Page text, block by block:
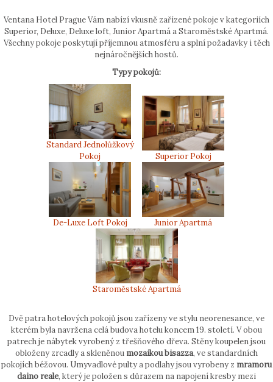
Ventana Hotel Prague Vám nabízí vkusně zařízené pokoje v kategoriích
Superior, Deluxe, Deluxe loft, Junior Apartmá a Staroměstské Apartmá.
Všechny pokoje poskytují příjemnou atmosféru a splní požadavky i těch
nejnáročnějších hostů.
Typy pokojů:
Standard Jednolůžkový
Pokoj
Superior Pokoj
De-Luxe Loft Pokoj Junior Apartmá
Staroměstské Apartmá
Dvě patra hotelových pokojů jsou zařízeny ve stylu neorenesance, ve
kterém byla navržena celá budova hotelu koncem 19. století. V obou
patrech je nábytek vyrobený z třešňového dřeva. Stěny koupelen jsou
obloženy zrcadly a skleněnou mozaikou bisazza, ve standardních
pokojích béžovou. Umyvadlové pulty a podlahy jsou vyrobeny z mramoru
daino reale, který je položen s důrazem na napojení kresby mezi